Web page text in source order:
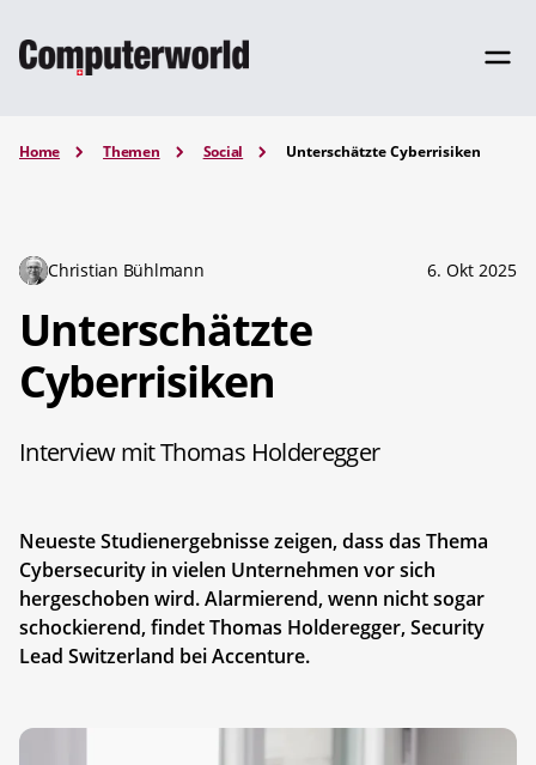
Home Themen Social Unterschätzte Cyberrisiken
Christian Bühlmann 6. Okt 2025
Unterschätzte
Cyberrisiken
Interview mit Thomas Holderegger
Neueste Studienergebnisse zeigen, dass das Thema
Cybersecurity in vielen Unter­nehmen vor sich
hergeschoben wird. Alarmierend, wenn nicht sogar
schockierend, findet Thomas Holderegger, Security
Lead Switzerland bei Accenture.